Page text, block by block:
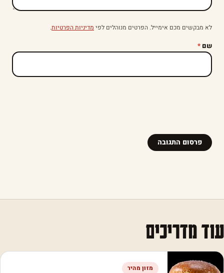
לא מבקשים מכם אימייל. הפרטים מנוהלים לפי מדיניות הפרטיות.
שם *
עוד מדריכים
מזון מהיר